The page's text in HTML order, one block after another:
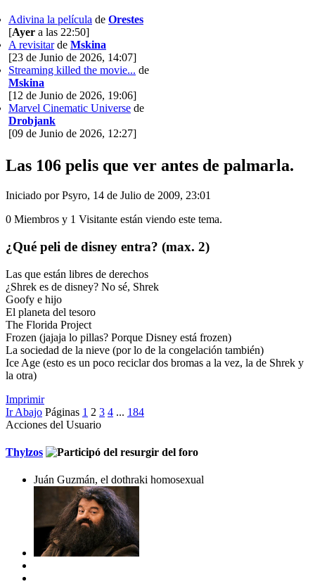
Adivina la película de Orestes
[Ayer a las 22:50]
A revisitarde Mskina
[23 de Junio de 2026, 14:07]
Streaming killed the movie... de
Mskina
[12 de Junio de 2026, 19:06]
Marvel Cinematic Universe de
Drobjank
[09 de Junio de 2026, 12:27]
Las 106 pelis que ver antes de palmarla.
Iniciado por Psyro, 14 de Julio de 2009, 23:01
0 Miembros y 1 Visitante están viendo este tema.
¿Qué peli de disney entra? (max. 2)
Las que están libres de derechos
¿Shrek es de disney? No sé, Shrek
Goofy e hijo
El planeta del tesoro
The Florida Project
Frozen (jajaja lo pillas? Porque Disney está frozen)
La sociedad de la nieve (por lo de la congelación también)
Ice Age (esto es un poco reciclar dos bromas a la vez, la de Shrek y
la otra)
Imprimir
Ir Abajo Páginas 1 2 3 4 ... 184
Acciones del Usuario
Thylzos
Juán Guzmán, el dothraki homosexual